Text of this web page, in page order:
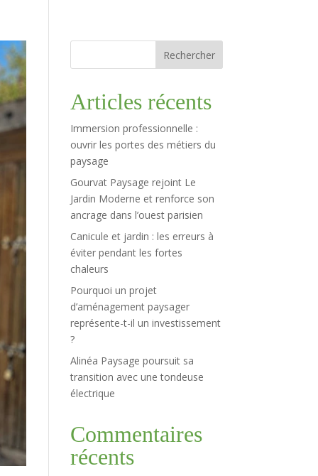
Rechercher
Articles récents
Immersion professionnelle :
ouvrir les portes des métiers du
paysage
Gourvat Paysage rejoint Le
Jardin Moderne et renforce son
ancrage dans l’ouest parisien
Canicule et jardin : les erreurs à
éviter pendant les fortes
chaleurs
Pourquoi un projet
d’aménagement paysager
représente-t-il un investissement
?
Alinéa Paysage poursuit sa
transition avec une tondeuse
électrique
Commentaires
récents